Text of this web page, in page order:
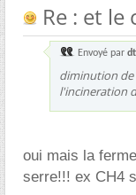
Re : et
Envoyé par
diminution de
l'incineration
oui mais la
serre!!! ex CH4